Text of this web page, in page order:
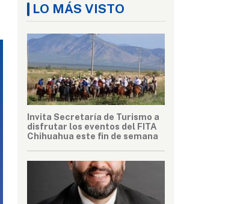
LO MÁS VISTO
Invita Secretaría de Turismo a
disfrutar los eventos del FITA
Chihuahua este fin de semana